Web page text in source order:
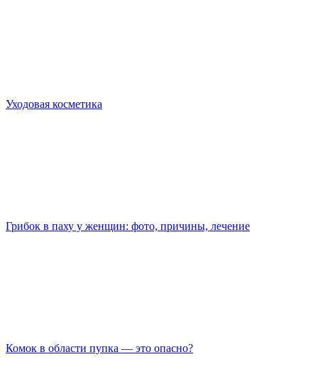
Уходовая косметика
Грибок в паху у женщин: фото, причины, лечение
Комок в области пупка — это опасно?